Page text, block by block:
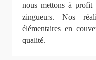
nous mettons à profit
zingueurs. Nos
élémentaires en
qualité.